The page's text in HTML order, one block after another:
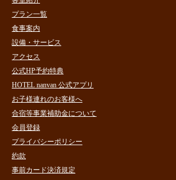
プラン一覧
食事案内
設備・サービス
アクセス
公式HP予約特典
HOTEL nanvan 公式アプリ
お子様連れのお客様へ
合宿等事業補助金について
会員登録
プライバシーポリシー
約款
事前カード決済規定